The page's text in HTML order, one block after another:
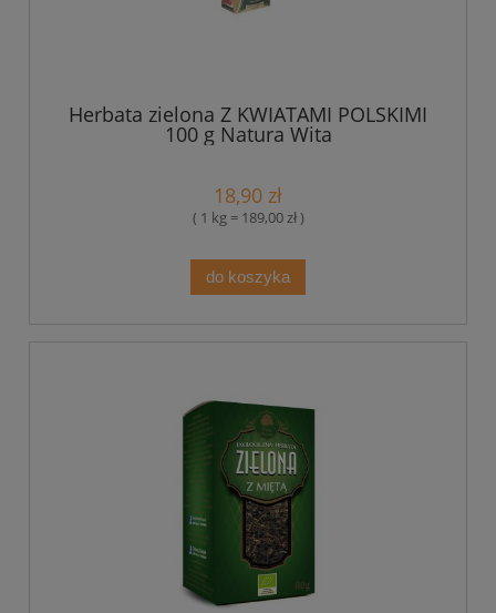
Herbata zielona Z KWIATAMI POLSKIMI
100 g Natura Wita
18,90 zł
( 1 kg = 189,00 zł )
do koszyka